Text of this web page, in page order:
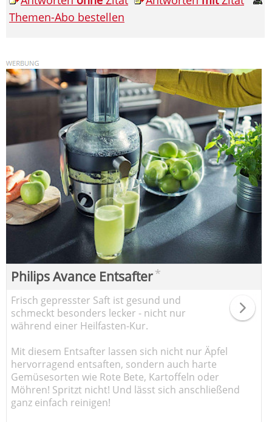
Themen-Abo bestellen
Philips Avance Entsafter*
Frisch gepresster Saft ist gesund und
schmeckt besonders lecker - nicht nur
während einer Heilfasten-Kur.
Mit diesem Entsafter lassen sich nicht nur Äpfel
hervorragend entsaften, sondern auch harte
Gemüsesorten wie Rote Bete, Kartoffeln oder
Möhren! Spritzt nicht! Und lässt sich anschließend
ganz einfach reinigen!